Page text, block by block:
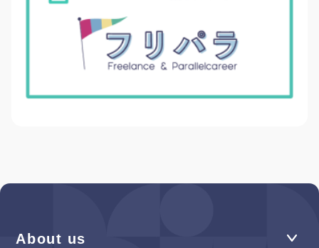
About us